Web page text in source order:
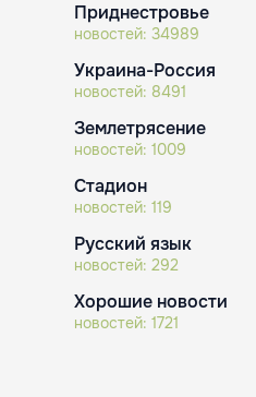
Приднестровье
новостей: 34989
Украина-Россия
новостей: 8491
Землетрясение
новостей: 1009
Стадион
новостей: 119
Русский язык
новостей: 292
Хорошие новости
новостей: 1721